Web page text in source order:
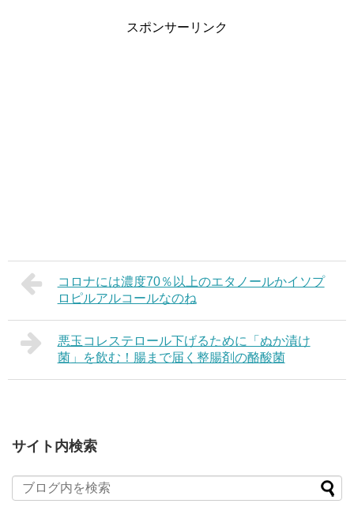
スポンサーリンク
コロナには濃度70％以上のエタノールかイソプ
ロピルアルコールなのね
悪玉コレステロール下げるために「ぬか漬け
菌」を飲む！腸まで届く整腸剤の酪酸菌
サイト内検索